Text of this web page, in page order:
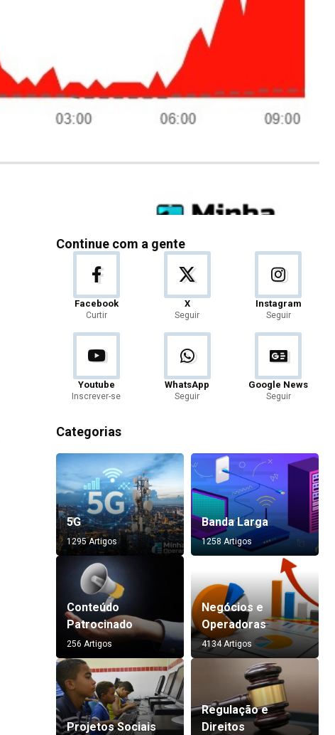
Continue com a gente
Facebook
Curtir
X
Seguir
Instagram
Seguir
Youtube
Inscrever-se
WhatsApp
Seguir
Google News
Seguir
Categorias
5G
1295 Artigos
Banda Larga
1258 Artigos
Conteúdo
Patrocinado
256 Artigos
Negócios e
Operadoras
4134 Artigos
Projetos Sociais
Regulação e
Direitos